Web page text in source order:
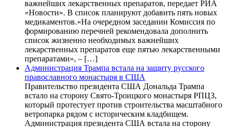
важнейших лекарственных препаратов, передает РИА
«Новости». В список планируют добавить пять новых
медикаментов.«На очередном заседании Комиссия по
формированию перечней рекомендовала дополнить
список жизненно необходимых важнейших
лекарственных препаратов еще пятью лекарственными
препаратами», – […]
Администрация Трампа встала на защиту русского
православного монастыря в США
Правительство президента США Дональда Трампа
встало на сторону Свято-Троицкого монастыря РПЦЗ,
который протестует против строительства масштабного
ветропарка рядом с историческим кладбищем.
Администрация президента США встала на сторону